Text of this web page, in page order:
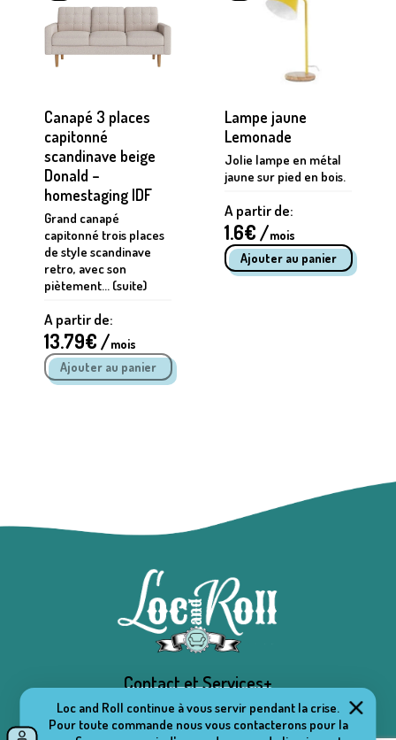
Loc and Roll continue à vous servir pendant la crise.
Pour toute commande nous vous contacterons pour la
Canapé 3 places
capitonné
scandinave beige
Donald –
homestaging IDF
Grand canapé
capitonné trois places
de style scandinave
retro, avec son
piètement... (suite)
A partir de:
13.79€ /mois
Lampe jaune
Lemonade
Jolie lampe en métal
jaune sur pied en bois.
A partir de:
1.6€ /mois
Contact et Services+